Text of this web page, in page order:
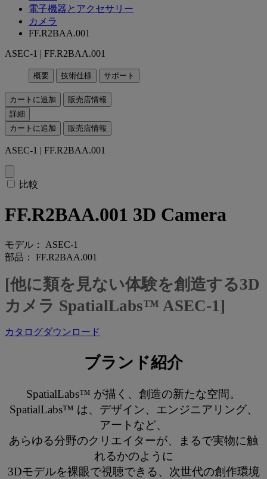
電子機器とアクセサリー
カメラ
FF.R2BAA.001
ASEC-1 | FF.R2BAA.001
概要 技術仕様 サポート
カートに追加
販売店情報
詳細
カートに追加
販売店情報
ASEC-1 | FF.R2BAA.001
比較
FF.R2BAA.001 3D Camera
モデル： ASEC-1
部品： FF.R2BAA.001
[他に類を見ない体験を創造する3D
カメラ SpatialLabs™ ASEC-1]
カタログダウンロード
ブランド紹介
SpatialLabs™ が描く、創造の新たな空間。
SpatialLabs™ は、デザイン、エンジニアリング、
アートなど、
あらゆる分野のクリエイターが、まるで実物に触
れるかのように
3Dモデルを裸眼で視聴できる、次世代の創作環境